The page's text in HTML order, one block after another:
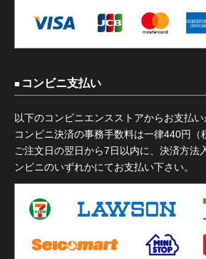
コンビニ支払い
以下のコンビニエンスストアからお支払い
コンビニ決済の事務手数料は一律440円（
ご注文日の翌日から7日以内に、決済方法
ンビニのいずれかにてお支払い下さい。